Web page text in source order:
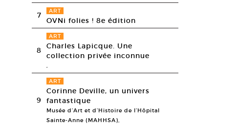
7 ART
OVNi folies ! 8e édition
8
ART
Charles Lapicque. Une
collection privée inconnue
,
9
ART
Corinne Deville, un univers
fantastique
Musée d’Art et d’Histoire de l’Hôpital
Sainte-Anne (MAHHSA),